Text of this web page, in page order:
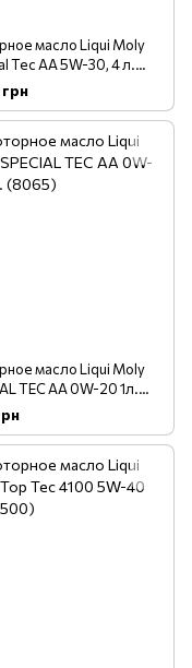
масло Liqui Moly
Tec AA 5W-30, 4 л.
грн
масло Liqui Moly
TEC АА 0W-20 1л.